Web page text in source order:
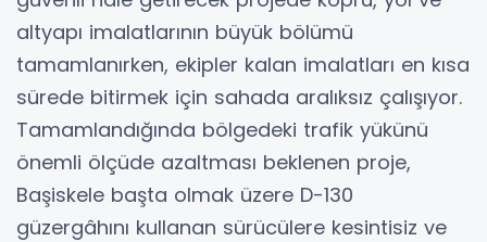
altyapı imalatlarının büyük bölümü
tamamlanırken, ekipler kalan imalatları en kısa
sürede bitirmek için sahada aralıksız çalışıyor.
Tamamlandığında bölgedeki trafik yükünü
önemli ölçüde azaltması beklenen proje,
Başiskele başta olmak üzere D-130
güzergâhını kullanan sürücülere kesintisiz ve